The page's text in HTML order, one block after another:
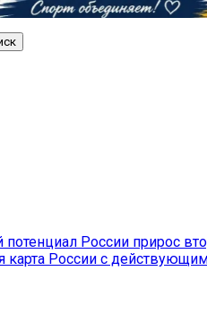
потенциал России прирос
карта России с